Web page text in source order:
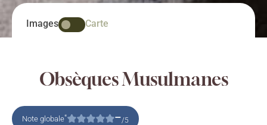
Images Carte
Obsèques Musulmanes
Note globale* –/5